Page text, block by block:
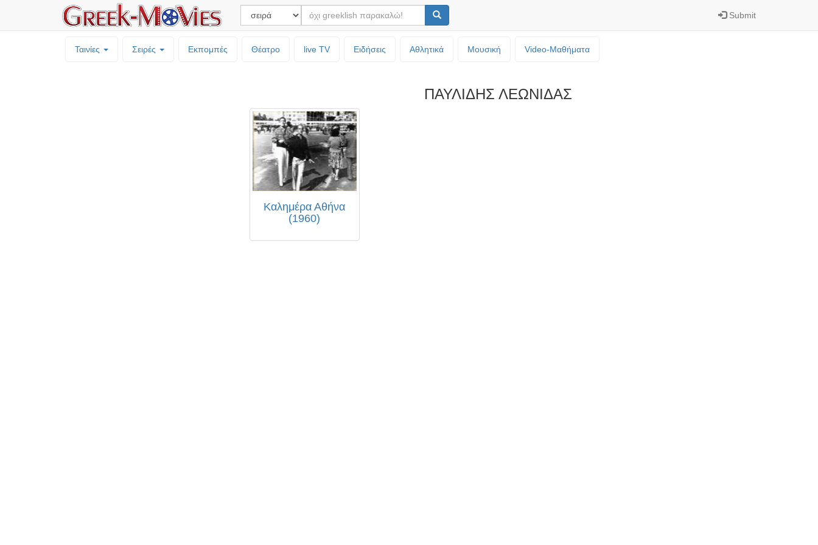
Submit
Ταινίες Σειρές Εκπομπές Θέατρο live TV Ειδήσεις Αθλητικά Μουσική Video-Mαθήματα
ΠΑΥΛΙΔΗΣ ΛΕΩΝΙΔΑΣ
Καλημέρα Αθήνα
(1960)